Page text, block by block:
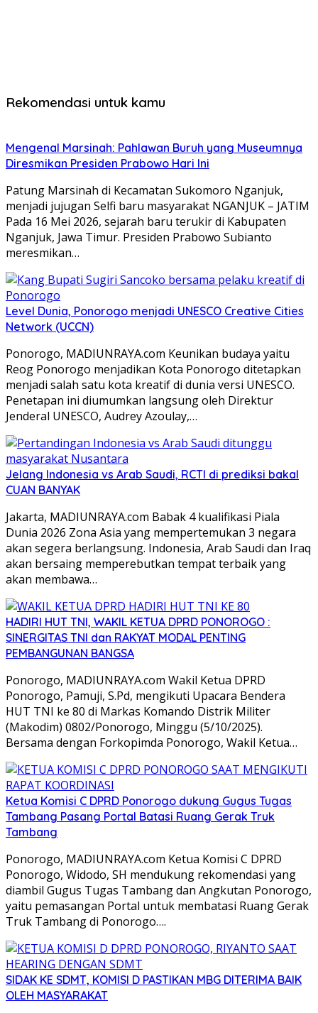
Rekomendasi untuk kamu
Mengenal Marsinah: Pahlawan Buruh yang Museumnya
Diresmikan Presiden Prabowo Hari Ini
Patung Marsinah di Kecamatan Sukomoro Nganjuk,
menjadi jujugan Selfi baru masyarakat NGANJUK – JATIM
Pada 16 Mei 2026, sejarah baru terukir di Kabupaten
Nganjuk, Jawa Timur. Presiden Prabowo Subianto
meresmikan…
Level Dunia, Ponorogo menjadi UNESCO Creative Cities
Network (UCCN)
Ponorogo, MADIUNRAYA.com Keunikan budaya yaitu
Reog Ponorogo menjadikan Kota Ponorogo ditetapkan
menjadi salah satu kota kreatif di dunia versi UNESCO.
Penetapan ini diumumkan langsung oleh Direktur
Jenderal UNESCO, Audrey Azoulay,…
Jelang Indonesia vs Arab Saudi, RCTI di prediksi bakal
CUAN BANYAK
Jakarta, MADIUNRAYA.com Babak 4 kualifikasi Piala
Dunia 2026 Zona Asia yang mempertemukan 3 negara
akan segera berlangsung. Indonesia, Arab Saudi dan Iraq
akan bersaing memperebutkan tempat terbaik yang
akan membawa…
HADIRI HUT TNI, WAKIL KETUA DPRD PONOROGO :
SINERGITAS TNI dan RAKYAT MODAL PENTING
PEMBANGUNAN BANGSA
Ponorogo, MADIUNRAYA.com Wakil Ketua DPRD
Ponorogo, Pamuji, S.Pd, mengikuti Upacara Bendera
HUT TNI ke 80 di Markas Komando Distrik Militer
(Makodim) 0802/Ponorogo, Minggu (5/10/2025).
Bersama dengan Forkopimda Ponorogo, Wakil Ketua…
Ketua Komisi C DPRD Ponorogo dukung Gugus Tugas
Tambang Pasang Portal Batasi Ruang Gerak Truk
Tambang
Ponorogo, MADIUNRAYA.com Ketua Komisi C DPRD
Ponorogo, Widodo, SH mendukung rekomendasi yang
diambil Gugus Tugas Tambang dan Angkutan Ponorogo,
yaitu pemasangan Portal untuk membatasi Ruang Gerak
Truk Tambang di Ponorogo….
SIDAK KE SDMT, KOMISI D PASTIKAN MBG DITERIMA BAIK
OLEH MASYARAKAT